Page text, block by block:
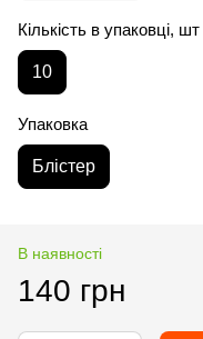
Кількість в упаковці, шт
10
Упаковка
Блістер
В наявності
140 грн